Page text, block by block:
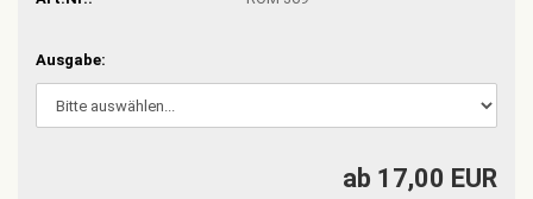
Ausgabe:
ab 17,00 EUR